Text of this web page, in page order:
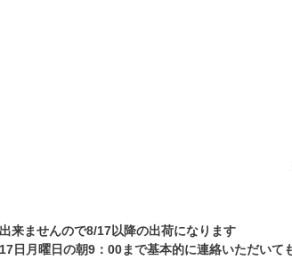
来ませんので8/17以降の出荷になります
日月曜日の朝9：00まで基本的に連絡いただいて